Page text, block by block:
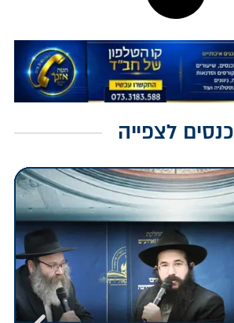
כנסים לצפייה